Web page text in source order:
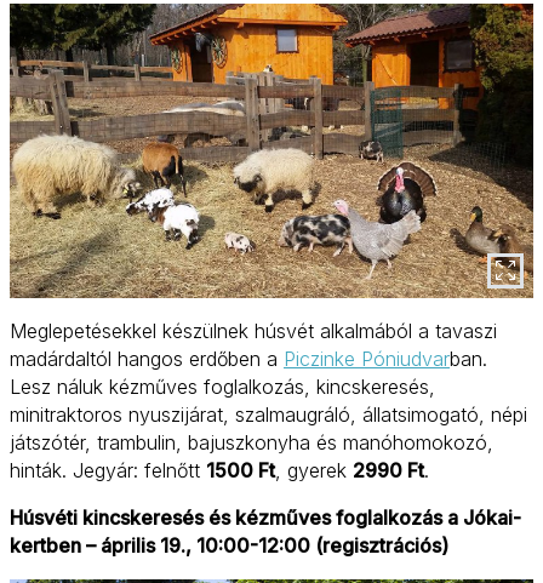
Meglepetésekkel készülnek húsvét alkalmából a tavaszi
madárdaltól hangos erdőben a Piczinke Póniudvarban.
Lesz náluk kézműves foglalkozás, kincskeresés,
minitraktoros nyuszijárat, szalmaugráló, állatsimogató, népi
játszótér, trambulin, bajuszkonyha és manóhomokozó,
hinták. Jegyár: felnőtt 1500 Ft, gyerek 2990 Ft.
Húsvéti kincskeresés és kézműves foglalkozás a Jókai-
kertben – április 19., 10:00-12:00 (regisztrációs)